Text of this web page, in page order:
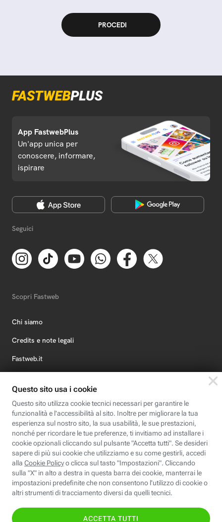
App FastwebPlus
Un'app unica per
conoscere, informare,
ispirare
Seguici
Scopri Fastweb
Chi siamo
Credits e note legali
Fastweb.it
Fastweb Digital Academy
STEP FuturAbility District
Insieme, siamo futuro
© Fastweb SpA 2026 - P.IVA 12878470157